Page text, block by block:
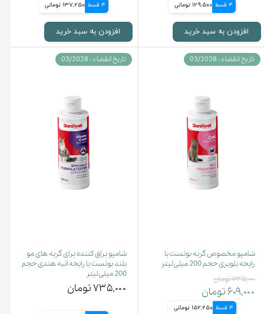
4 قسط 129,500 تومانی
افزودن به سبد خرید
4 قسط 137,250 تومانی
افزودن به سبد خرید
شامپو مخصوص گربه بونست با
رایحه بلوبری حجم 200 میلی لیتر
۷۳۵,۰۰۰ تومان
۶۰۹,۰۰۰ تومان
4 قسط 152,250 تومانی
تاریخ انقضاء : 03/2028
شامپو براق کننده برای گربه های مو
بلند بونست با رایحه انبه هندی حجم
200 میلی لیتر
۷۳۵,۰۰۰ تومان
تاریخ انقضاء : 03/2028